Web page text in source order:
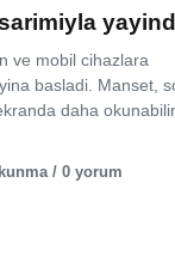
ve mobil cihazlara
basladi. Manset,
daha okunabilir
/ 0 yorum